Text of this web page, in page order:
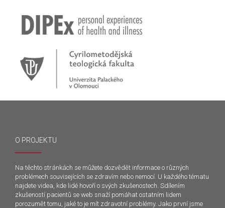
O PROJEKTU
Na těchto stránkách se můžete dozvědět informace o různých
problémech souvisejících se zdravím nebo nemocí. U každého tématu
najdete videa, kde lidé hovoří o svých zkušenostech. Sdílením
zkušeností pacientů se web snaží pomáhat ostatním lidem
porozumět tomu, jaké to je mít zdravotní problémy. Jako první jsme